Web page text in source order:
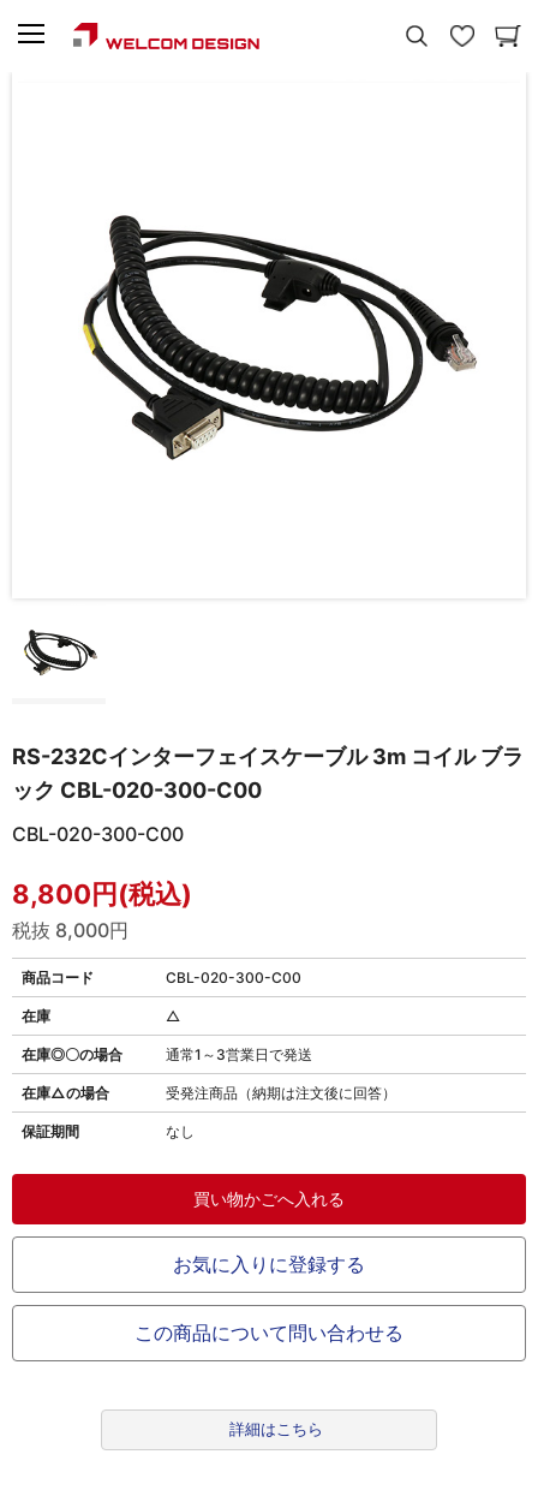
RS-232Cインターフェイスケーブル 3m コイル ブラ
ック CBL-020-300-C00
CBL-020-300-C00
8,800円(税込)
税抜 8,000円
商品コード CBL-020-300-C00
在庫◎〇の場合 通常1～3営業日で発送
在庫△の場合 受発注商品（納期は注文後に回答）
保証期間 なし
在庫 △
お気に入りに登録する
この商品について問い合わせる
詳細はこちら